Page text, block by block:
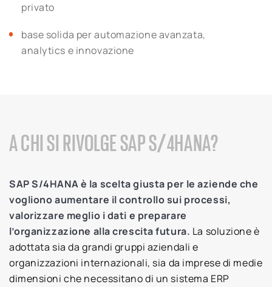
privato
base solida per automazione avanzata,
analytics e innovazione
A CHI SI RIVOLGE SAP S/4HANA?
SAP S/4HANA è la scelta giusta per le aziende che
vogliono aumentare il controllo sui processi,
valorizzare meglio i dati e preparare
l’organizzazione alla crescita futura. La soluzione è
adottata sia da grandi gruppi aziendali e
organizzazioni internazionali, sia da imprese di medie
dimensioni che necessitano di un sistema ERP